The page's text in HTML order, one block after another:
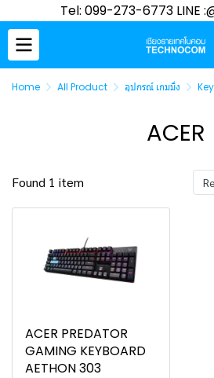
Tel: 099-273-6773 LINE
Home All Product อุปกรณ์ เกมมิ่ง
ACER
Found 1 item
ACER PREDATOR
GAMING KEYBOARD
AETHON 303